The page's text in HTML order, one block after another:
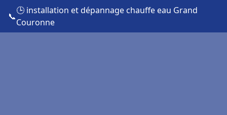
📞
🕒 installation et dépannage chauffe eau Grand
Couronne